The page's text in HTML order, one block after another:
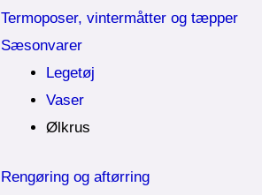
Termoposer, vintermåtter og tæpper
Sæsonvarer
Legetøj
Vaser
Ølkrus
Rengøring og aftørring